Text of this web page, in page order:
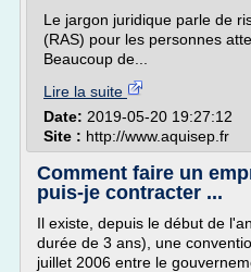
Le jargon juridique parle de
(RAS) pour les personnes
Beaucoup de...
Lire la suite
Date: 2019-05-20 19:27:12
Site : http://www.aquisep.fr
Comment faire un
puis-je contracter ...
Il existe, depuis le début de
durée de 3 ans), une
juillet 2006 entre le